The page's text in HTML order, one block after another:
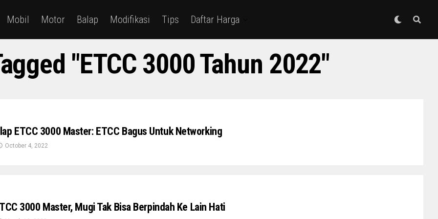
Mobil Motor Balap Modifikasi Tips Daftar Harga
"ETCC 3000 Tahun 2022"
ETCC 3000 Master: ETCC Bagus Untuk Networking
October 4, 2022
3000 Master, Mugi Tak Bisa Berpindah Ke Lain Hati